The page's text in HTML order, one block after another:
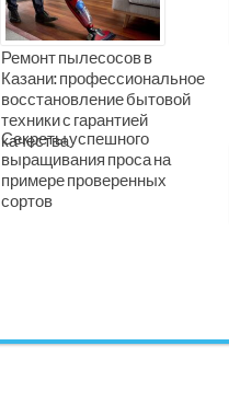
Ремонт пылесосов в
Казани: профессиональное
восстановление бытовой
техники с гарантией
качества
Секреты успешного
выращивания проса на
примере проверенных
сортов